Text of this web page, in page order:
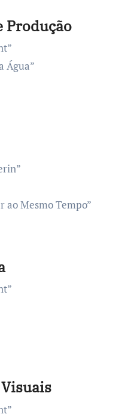
Produção
Água”
ao Mesmo Tempo”